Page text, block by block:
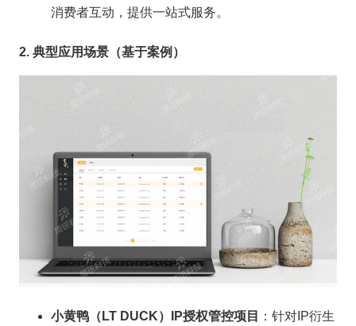
消费者互动，提供一站式服务。
2. 典型应用场景（基于案例）
小黄鸭（LT DUCK）IP授权管控项目
：针对IP衍生